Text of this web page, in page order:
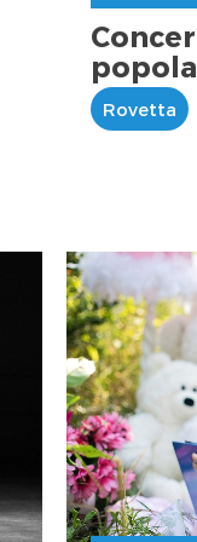
Rovetta